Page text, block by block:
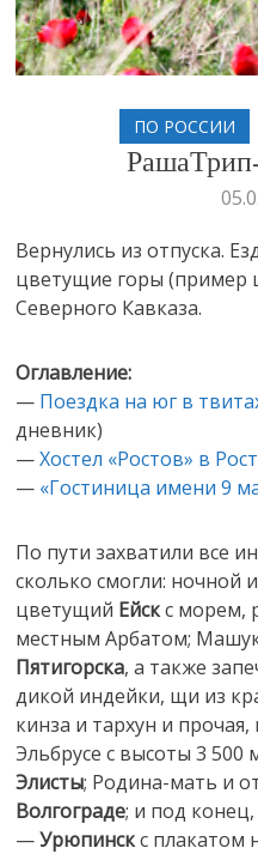
ПО РОССИИ
Вернулись из отпуска.
цветущие горы (пример
Северного Кавказа.
Оглавление:
— Поездка на юг в
дневник)
—Хостел «Ростов» в
— «Гостиница имени 9
По пути захватили все
сколько смогли: ночной
цветущий Ейскс морем,
местным Арбатом;
Пятигорска, а также
дикой индейки, щи из
кинза и тархун и
Эльбрусе с высоты 3 500
Элисты; Родина-мать и
Волгограде; и под
—Урюпинскс плакатом